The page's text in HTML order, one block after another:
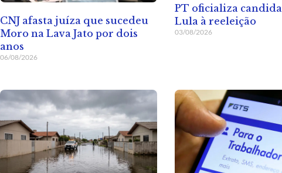
CNJ afasta juíza que sucedeu
Moro na Lava Jato por dois
anos
06/08/2026
PT oficializa
Lula à reeleição
03/08/2026